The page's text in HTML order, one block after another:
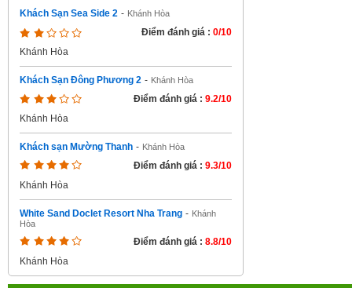
Khách Sạn Sea Side 2 - Khánh Hòa
Điểm đánh giá : 0/10
Khánh Hòa
Khách Sạn Đông Phương 2 - Khánh Hòa
Điểm đánh giá : 9.2/10
Khánh Hòa
Khách sạn Mường Thanh - Khánh Hòa
Điểm đánh giá : 9.3/10
Khánh Hòa
White Sand Doclet Resort Nha Trang - Khánh
Hòa
Điểm đánh giá : 8.8/10
Khánh Hòa